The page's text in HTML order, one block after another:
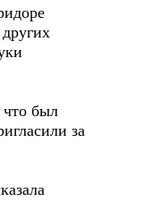
был
за